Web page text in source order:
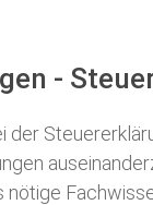
-
der Ste
nötige